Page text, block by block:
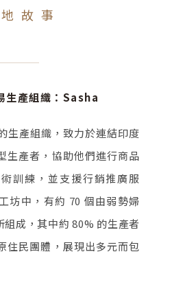
故 事
生產組織：Sasha
生產組織，致力於連結印度
生產者，協助他們進行商品
訓練，並支援行銷推廣服
坊中，有約 70 個由弱勢婦
成，其中約 80% 的生產者
住民團體，展現出多元而包